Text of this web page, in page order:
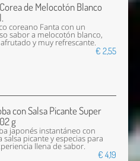
de Melocotón Blanco
coreano Fanta con un
sabor a melocotón blanco,
y muy refrescante.
€ 2,55
con Salsa Picante Super
g
japonés instantáneo con
salsa picante y especias para
llena de sabor.
€ 4,19